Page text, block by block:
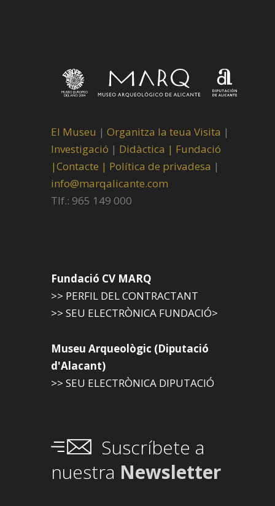
El Museu | Organitza la teua Visita |
Investigació | Didàctica | Fundació
|Contacte | Política de privadesa |
info@marqalicante.com
Tlf.: 965 149 000
Fundació CV MARQ
>> PERFIL DEL CONTRACTANT
>> SEU ELECTRÒNICA FUNDACIÓ>
Museu Arqueològic (Diputació
d'Alacant)
>> SEU ELECTRÒNICA DIPUTACIÓ
Suscríbete a
nuestra Newsletter